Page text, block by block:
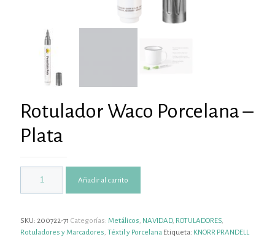
Rotulador Waco Porcelana –
Plata
Añadir al carrito
SKU: 200722-71 Categorías: Metálicos NAVIDAD, ROTULADORES
Rotuladores y Marcadores Téxtil y Porcelana Etiqueta: KNORR PRANDELL